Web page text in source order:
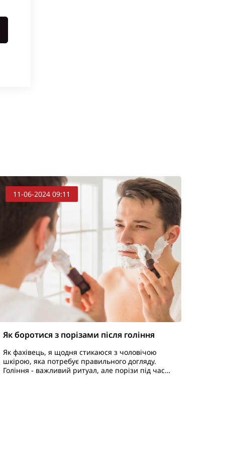
11-06-2024 09:11
Як боротися з порізами після гоління
Як фахівець, я щодня стикаюся з чоловічою
шкірою, яка потребує правильного догляду.
Гоління - важливий ритуал, але порізи під час